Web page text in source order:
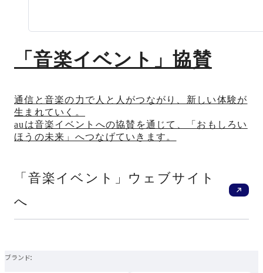
「音楽イベント」協賛
通信と音楽の力で人と人がつながり、新しい体験が
生まれていく。
auは音楽イベントへの協賛を通じて、「おもしろい
ほうの未来」へつなげていきます。
「音楽イベント」ウェブサイト
へ
ブランド